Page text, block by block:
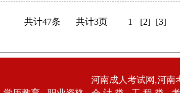
共计47条 共计3页 1 [2] [3]
河南成人考试网,河南